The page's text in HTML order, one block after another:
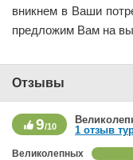
вникнем в Ваши
предложим Вам на
Отзывы
9/10
1 отзыв
Великолепных